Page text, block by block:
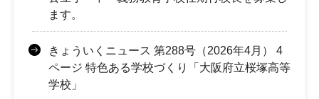
ます。
きょういくニュース 第288号（2026年4月） 4
ページ 特色ある学校づくり「大阪府立桜塚高等
学校」